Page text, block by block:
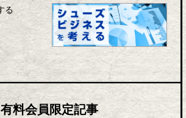
有料会員限定記事